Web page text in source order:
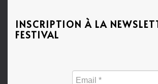
INSCRIPTION À LA
FESTIVAL